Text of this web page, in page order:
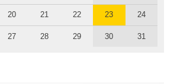
20 21 22 23 24
27 28 29 30 31